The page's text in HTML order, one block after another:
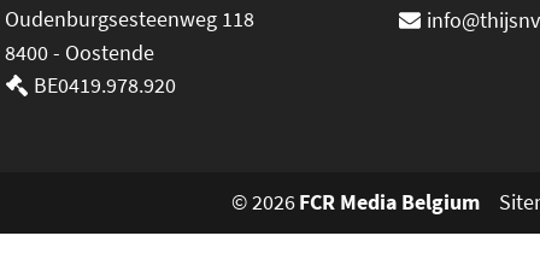
Oudenburgsesteenweg 118
8400 - Oostende
BE0419.978.920
© 2026FCR Media Belgium